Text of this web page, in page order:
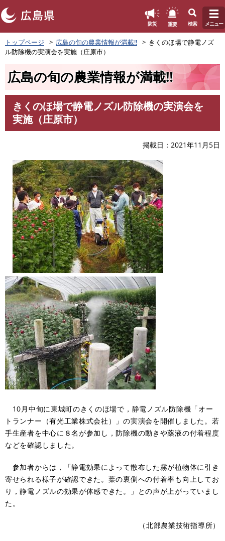
ペ
ー
ジ
防災 重要 検索 メニュー
トップページ 広島の旬の農業情報が満載‼
きくのほ場で静電ノズ
ル防除機の実演会を実施（庄原市）
広島の旬の農業情報が満載‼
きくのほ場で静電ノズル防除機の実演会を
実施（庄原市）
掲載日 2021年11月5日
10月中旬に東城町のきくのほ場で，静電ノズル防除機「オー
トランナー（有光工業株式会社）」の実演会を開催しました。若
手生産者を中心に８名が参加し，防除機の動きや薬液の付着程度
などを確認しました。
参加者からは，「静電効果によって散布した霧が植物体に引き
寄せられる様子が確認できた。葉の裏側への付着率も向上してお
り，静電ノズルの効果が体感できた。」との声が上がっていまし
た。
（北部農業技術指導所）